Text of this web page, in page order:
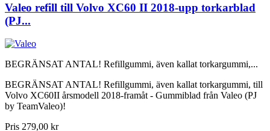
Valeo refill till Volvo XC60 II 2018-upp torkarblad
(PJ...
BEGRÄNSAT ANTAL! Refillgummi, även kallat torkargummi,...
BEGRÄNSAT ANTAL! Refillgummi, även kallat torkargummi, till
Volvo XC60II årsmodell 2018-framåt - Gummiblad från Valeo (PJ
by TeamValeo)!
Pris 279,00 kr